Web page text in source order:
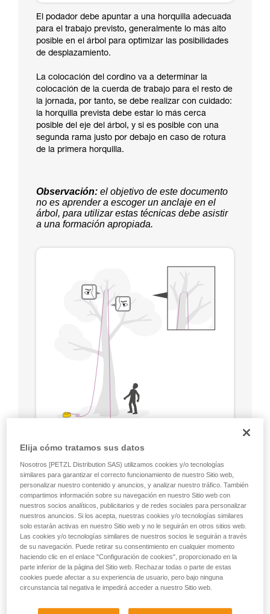
El podador debe apuntar a una horquilla adecuada
para el trabajo previsto, generalmente lo más alto
posible en el árbol para optimizar las posibilidades
de desplazamiento.
La colocación del cordino va a determinar la
colocación de la cuerda de trabajo para el resto de
la jornada, por tanto, se debe realizar con cuidado:
la horquilla prevista debe estar lo más cerca
posible del eje del árbol, y si es posible con una
segunda rama justo por debajo en caso de rotura
de la primera horquilla.
Observación: el objetivo de este documento
no es aprender a escoger un anclaje en el
árbol, para utilizar estas técnicas debe asistir
a una formación apropiada.
Elija cómo tratamos sus datos
Nosotros [PETZL Distribution SAS) utilizamos cookies y/o tecnologías
similares para garantizar el correcto funcionamiento de nuestro Sitio web,
personalizar nuestro contenido y anuncios, y analizar nuestro tráfico. También
compartimos información sobre su navegación en nuestro Sitio web con
nuestros socios analíticos, publicitarios y de redes sociales para personalizar
nuestros anuncios. Si los acepta, nuestras cookies y/o tecnologías similares
solo estarán activas en nuestro Sitio web y no le seguirán en otros sitios web.
Las cookies y/o tecnologías similares de nuestros socios le seguirán a través
de su navegación. Puede retirar su consentimiento en cualquier momento
haciendo clic en el enlace "Configuración de cookies", proporcionado en la
parte inferior de la página del Sitio web. Rechazar todas o parte de estas
cookies puede afectar a su experiencia de usuario, pero bajo ninguna
circunstancia tal negativa le impedirá acceder a nuestro Sitio web.